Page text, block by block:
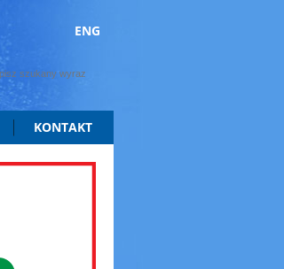
ENG
KONTAKT